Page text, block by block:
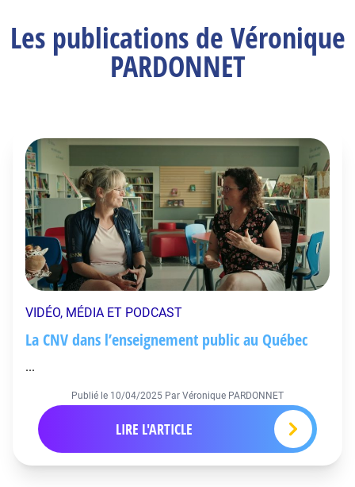
Les publications de Véronique
PARDONNET
VIDÉO, MÉDIA ET PODCAST
La CNV dans l’enseignement public au Québec
...
Publié le 10/04/2025 Par Véronique PARDONNET
LIRE L'ARTICLE